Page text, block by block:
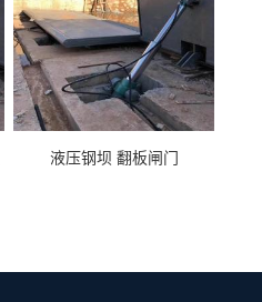
液压钢坝 翻板闸门